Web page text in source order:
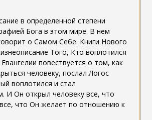
в определенной степени
Бога в этом мире. В нем
о Самом Себе. Книги Нового
Того, Кто воплотился
повествуется о том, как
человеку, послал Логос
воплотился и стал
И Он открыл человеку все, что
что Он желает по отношению к